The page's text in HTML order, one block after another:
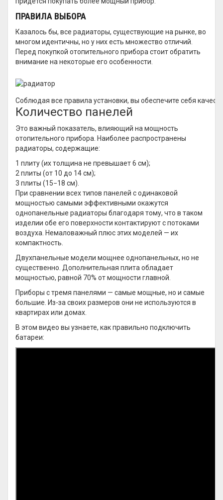
ПРАВИЛА ВЫБОРА
Казалось бы, все радиаторы, существующие на рынке, во
многом идентичны, но у них есть множество отличий.
Перед покупкой отопительного прибора стоит обратить
внимание на некоторые его особенности.
Соблюдая все правила установки, вы обеспечите себя
Количество панелей
Это важный показатель, влияющий на мощность
отопительного прибора. Наиболее распространены
радиаторы, содержащие:
1 плиту (их толщина не превышает 6 см);
2 плиты (от 10 до 14 см);
3 плиты (15−18 см).
При сравнении всех типов панелей с одинаковой
мощностью самыми эффективными окажутся
однопанельные радиаторы благодаря тому, что в таком
изделии обе его поверхности контактируют с потоками
воздуха. Немаловажный плюс этих моделей — их
компактность.
Двухпанельные модели мощнее однопанельных, но не
существенно. Дополнительная плита обладает
мощностью, равной 70% от мощности главной.
Приборы с тремя панелями — самые мощные, но и самые
большие. Из-за своих размеров они не используются в
квартирах или домах.
В этом видео вы узнаете, как правильно подключить
батареи: